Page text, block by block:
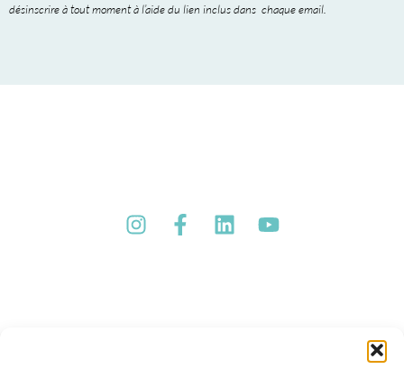
désinscrire à tout moment à l’aide du lien inclus dans chaque email.